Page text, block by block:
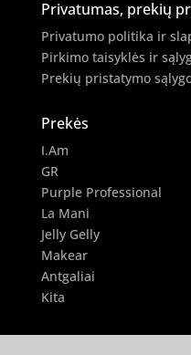
Privatumas, prekių
Privatumo politika ir
Pirkimo taisyklės ir
Prekių pristatymo
Prekės
I.Am
GR
Purple Professional
La Mani
Jelly Gelly
Makear
Antgaliai
Kita